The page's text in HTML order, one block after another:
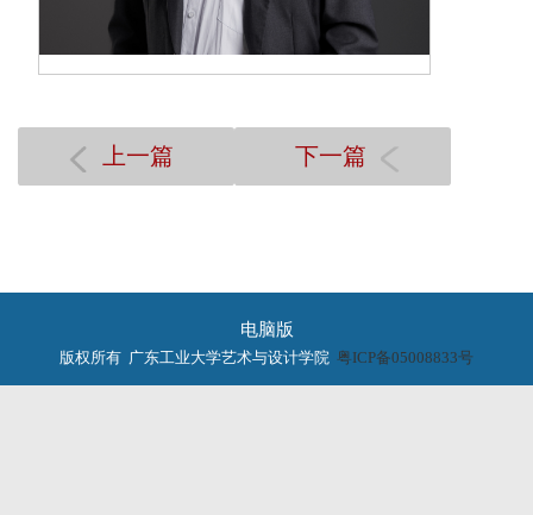
上一篇 下一篇
电脑版
版权所有 广东工业大学艺术与设计学院 粤ICP备05008833号